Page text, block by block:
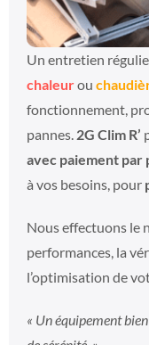
Un entretien
chaleurou
fonctionnement,
pannes. 2G Clim R’
avec paiement
à vos besoins, pour
Nous effectuons le
performances, la
l’optimisation de
« Un équipement